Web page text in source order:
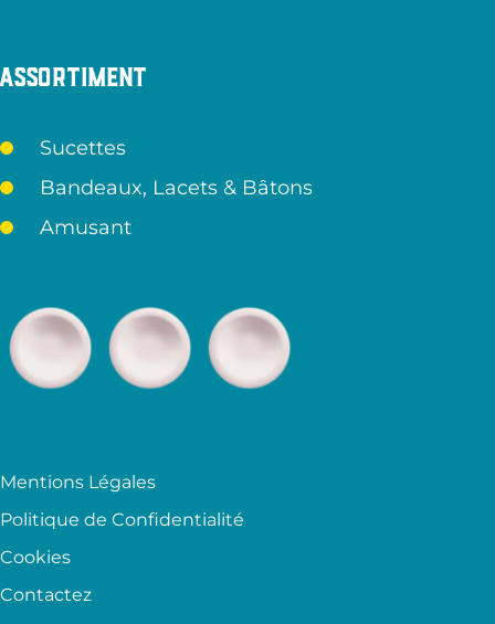
Assortiment
Sucettes
Bandeaux, Lacets & Bâtons
Amusant
Mentions Légales
Politique de Confidentialité
Cookies
Contactez